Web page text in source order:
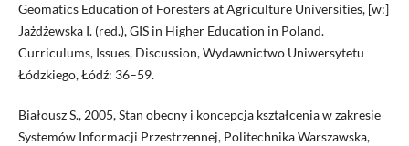
Geomatics Education of Foresters at Agriculture Universities, [w:]
Jażdżewska I. (red.), GIS in Higher Education in Poland.
Curriculums, Issues, Discussion, Wydawnictwo Uniwersytetu
Łódzkiego, Łódź: 36–59.
Białousz S., 2005, Stan obecny i koncepcja kształcenia w zakresie
Systemów Informacji Przestrzennej, Politechnika Warszawska,